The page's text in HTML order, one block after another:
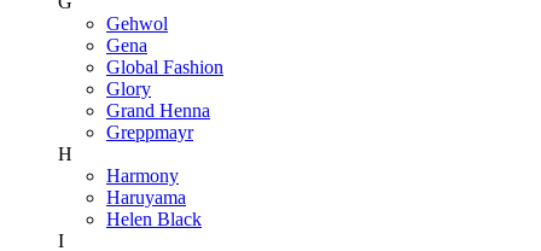
Gehwol
Gena
Global Fashion
Glory
Grand Henna
Greppmayr
H
Harmony
Haruyama
Helen Black
I